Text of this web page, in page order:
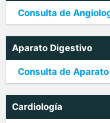
Consulta de
Aparato Digestivo
Consulta de
Cardiología